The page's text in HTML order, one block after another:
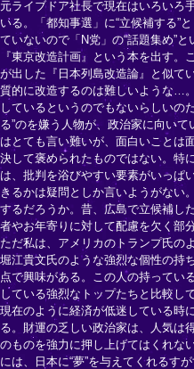
元ライブドア社長で現在はいろいろ
いる。「都知事選」に“立候補する”
ていないので「N党」の“話題集め”
『東京改造計画』という本を出す
が出した『日本列島改造論』と似て
質的に改造するのは難しいような…
しているというのでもないらしいの
る”のを嫌う人物が、政治家に向い
はとても言い難いが、面白いことは
決して褒められたものではない。特
は、批判を浴びやすい要素がいっぱ
きるかは疑問としか言いようがない
するだろうか。昔、広島で立候補し
者やお年寄りに対して配慮を欠く部
ただ私は、アメリカのトランプ氏の
堀江貴文氏のような強烈な個性の持
点で興味がある。この人の持ってい
している強烈なトップたちと比較し
現在のように経済が低迷している時
る。財運の乏しい政治家は、人気は
のものを強力に押し上げてはくれな
には、日本に“夢”を与えてくれるす